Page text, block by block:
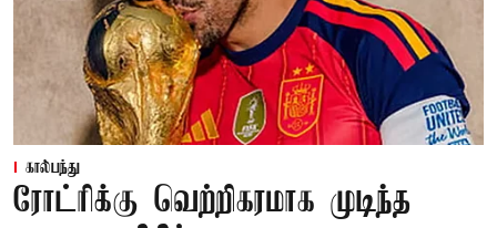
கால்பந்து
ரோட்ரிக்கு வெற்றிகரமாக முடிந்த